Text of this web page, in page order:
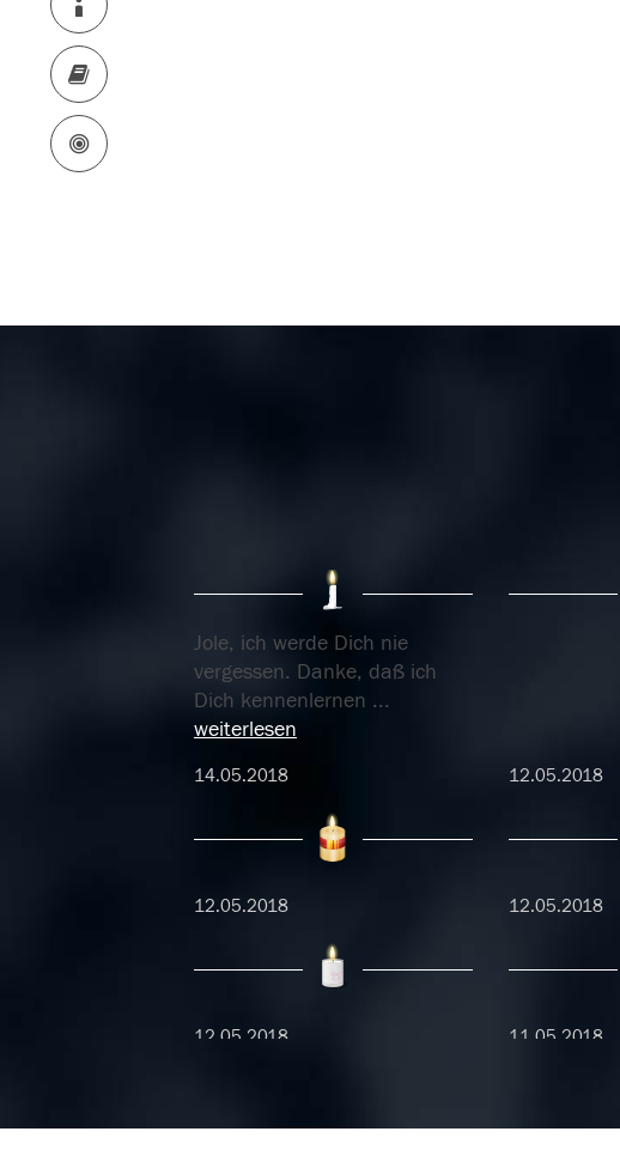
Jole, ich werde Dich nie
vergessen. Danke, daß ich
Dich kennenlernen ...
weiterlesen
14.05.2018 12.05.2018
12.05.2018 12.05.2018
12.05.2018 11.05.2018